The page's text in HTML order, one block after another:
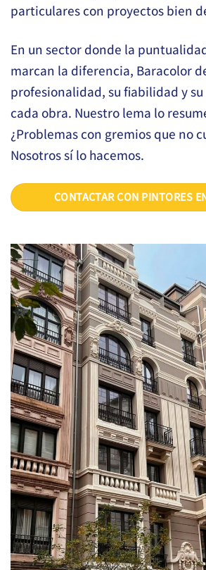
particulares con proyectos bien
En un sector donde la
marcan la diferencia, Baracolor
profesionalidad, su fiabilidad y
cada obra. Nuestro lema lo
¿Problemas con gremios que no
Nosotros sí lo hacemos.
CONTACTAR CON PINTORES